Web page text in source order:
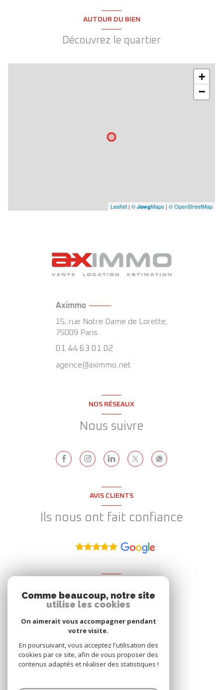
AUTOUR DU BIEN
Découvrez le quartier
+
−
Leaflet | © JawgMaps | © OpenStreetMap
Aximmo
15, rue Notre Dame de Lorette,
75009 Paris
01 44 63 01 02
agence@aximmo.net
NOS RÉSEAUX
Nous suivre
AVIS CLIENTS
Ils nous ont fait confiance
Nous adhérons
Comme beaucoup, notre site
utilise les cookies
On aimerait vous accompagner pendant
votre visite.
En poursuivant, vous acceptez l'utilisation des
cookies par ce site, afin de vous proposer des
contenus adaptés et réaliser des statistiques !